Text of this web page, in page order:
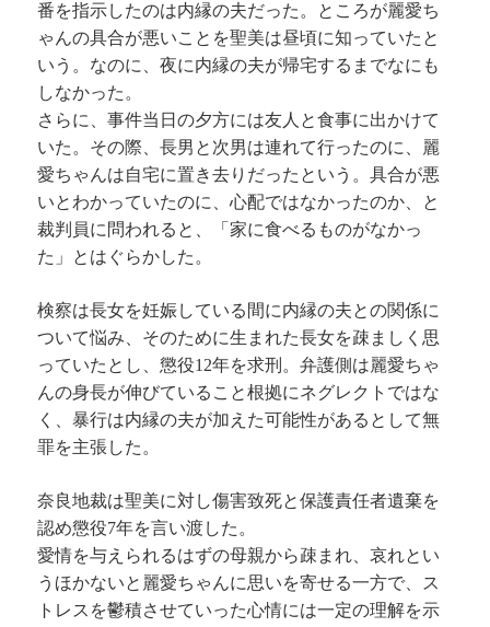
番を指示したのは内縁の夫だった。ところが麗愛ち
ゃんの具合が悪いことを聖美は昼頃に知っていたと
いう。なのに、夜に内縁の夫が帰宅するまでなにも
しなかった。
さらに、事件当日の夕方には友人と食事に出かけて
いた。その際、長男と次男は連れて行ったのに、麗
愛ちゃんは自宅に置き去りだったという。具合が悪
いとわかっていたのに、心配ではなかったのか、と
裁判員に問われると、「家に食べるものがなかっ
た」とはぐらかした。
検察は長女を妊娠している間に内縁の夫との関係に
ついて悩み、そのために生まれた長女を疎ましく思
っていたとし、懲役12年を求刑。弁護側は麗愛ちゃ
んの身長が伸びていること根拠にネグレクトではな
く、暴行は内縁の夫が加えた可能性があるとして無
罪を主張した。
奈良地裁は聖美に対し傷害致死と保護責任者遺棄を
認め懲役7年を言い渡した。
愛情を与えられるはずの母親から疎まれ、哀れとい
うほかないと麗愛ちゃんに思いを寄せる一方で、ス
トレスを鬱積させていった心情には一定の理解を示